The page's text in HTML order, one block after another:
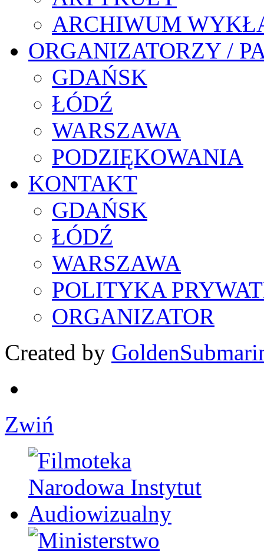
ARCHIWUM
ORGANIZATORZY /
GDAŃSK
ŁÓDŹ
WARSZAWA
PODZIĘKOWANIA
KONTAKT
GDAŃSK
ŁÓDŹ
WARSZAWA
POLITYKA
ORGANIZATOR
Created by
Zwiń